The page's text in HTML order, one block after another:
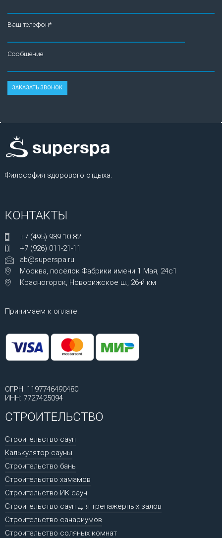
Ваш телефон*
Сообщение
Философия здорового отдыха.
КОНТАКТЫ
+7 (495) 989-10-82
+7 (926) 011-21-11
ab@superspa.ru
Москва, посёлок Фабрики имени 1 Мая, 24с1
Красногорск, Новорижское ш., 26-й км
Принимаем к оплате:
ОГРН: 1197746490480
ИНН: 7727425094
СТРОИТЕЛЬСТВО
Строительство саун
Калькулятор сауны
Строительство бань
Строительство хамамов
Строительство ИК саун
Строительство саун для тренажерных залов
Строительство санариумов
Строительство соляных комнат